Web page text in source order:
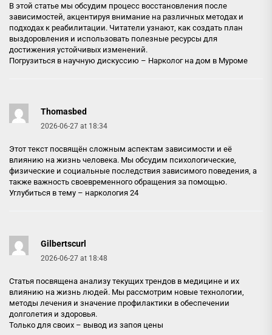
В этой статье мы обсудим процесс восстановления после
зависимостей, акцентируя внимание на различных методах и
подходах к реабилитации. Читатели узнают, как создать план
выздоровления и использовать полезные ресурсы для
достижения устойчивых изменений.
Погрузиться в научную дискуссию – Нарколог на дом в Муроме
Thomasbed
2026-06-27 at 18:34
Этот текст посвящён сложным аспектам зависимости и её
влиянию на жизнь человека. Мы обсудим психологические,
физические и социальные последствия зависимого поведения, а
также важность своевременного обращения за помощью.
Углубиться в тему – наркология 24
Gilbertscurl
2026-06-27 at 18:48
Статья посвящена анализу текущих трендов в медицине и их
влиянию на жизнь людей. Мы рассмотрим новые технологии,
методы лечения и значение профилактики в обеспечении
долголетия и здоровья.
Только для своих – вывод из запоя цены